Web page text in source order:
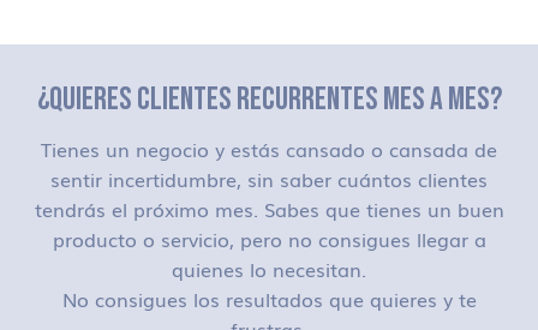
¿QUIERES CLIENTES RECURRENTES MES A MES?
Tienes un negocio y estás cansado o cansada de
sentir incertidumbre, sin saber cuántos clientes
tendrás el próximo mes. Sabes que tienes un buen
producto o servicio, pero no consigues llegar a
quienes lo necesitan.
No consigues los resultados que quieres y te